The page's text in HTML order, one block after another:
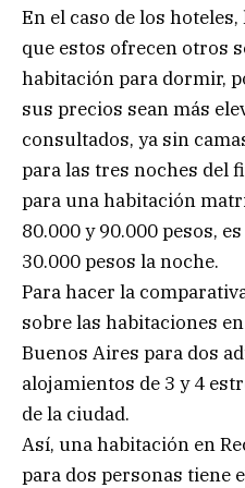
En el caso de los
que estos ofrecen otros
habitación para dormir,
sus precios sean más
consultados, ya sin
para las tres noches del
para una habitación
80.000 y 90.000 pesos,
30.000 pesos la noche.
Para hacer la
sobre las habitaciones
Buenos Aires para dos
alojamientos de 3 y 4
de la ciudad.
Así, una habitación en
para dos personas tiene